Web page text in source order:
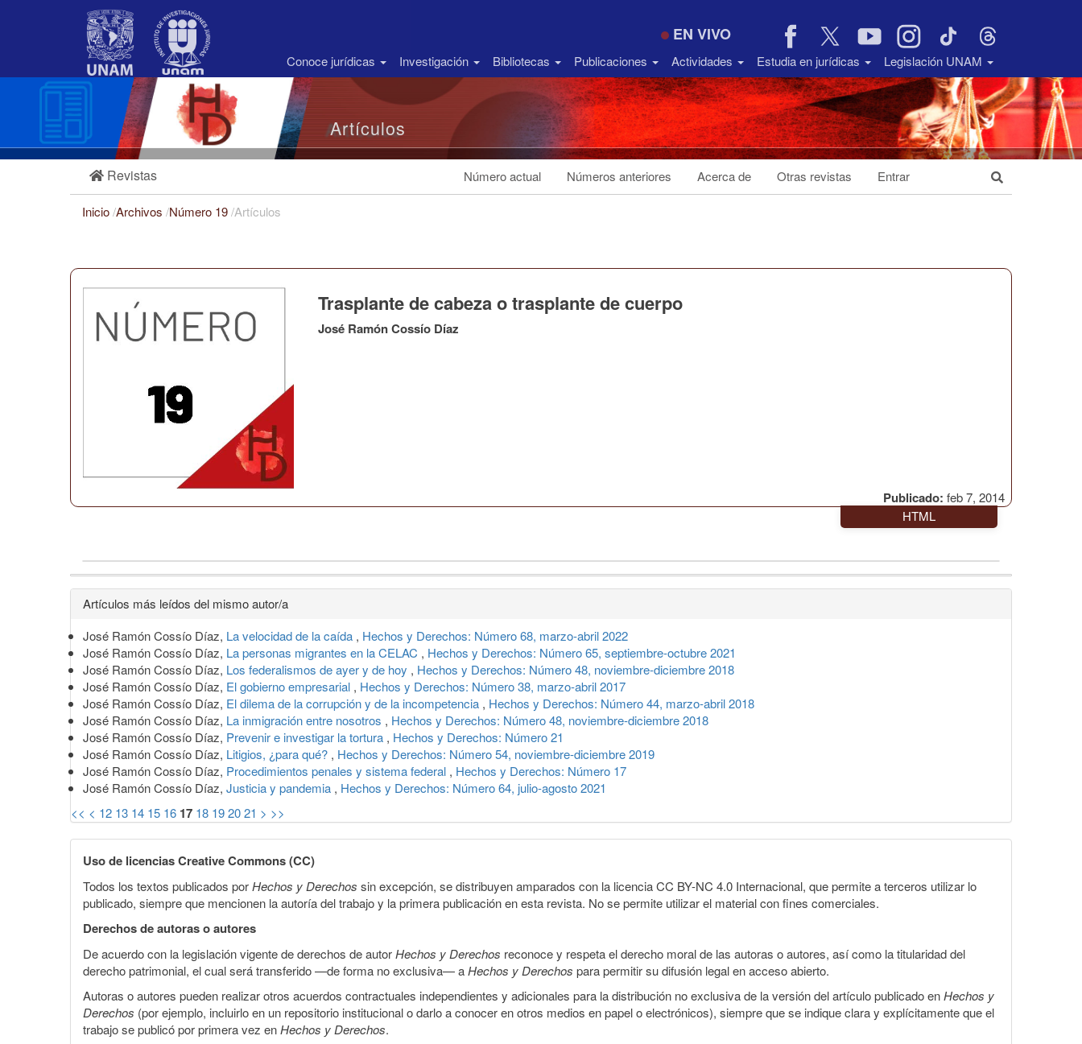
Barra
EN VIVO
Conoce jurídicas Investigación Bibliotecas Publicaciones Actividades Estudia en jurídicas Legislación UNAM
Artículos
Revistas Número actual Números anteriores Acerca de Otras revistas Entrar
Inicio/Archivos /Número 19/Artículos
Publicado: feb 7, 2014
Trasplante de cabeza o trasplante de cuerpo
José Ramón Cossío Díaz
HTML
Detalles
del
artículo
Artículos más leídos del mismo autor/a
José Ramón Cossío Díaz, La velocidad de la caída , Hechos y Derechos: Número 68, marzo-abril 2022
José Ramón Cossío Díaz, La personas migrantes en la CELAC , Hechos y Derechos: Número 65, septiembre-octubre 2021
José Ramón Cossío Díaz, Los federalismos de ayer y de hoy , Hechos y Derechos: Número 48, noviembre-diciembre 2018
José Ramón Cossío Díaz, El gobierno empresarial , Hechos y Derechos: Número 38, marzo-abril 2017
José Ramón Cossío Díaz, El dilema de la corrupción y de la incompetencia , Hechos y Derechos: Número 44, marzo-abril 2018
José Ramón Cossío Díaz, La inmigración entre nosotros , Hechos y Derechos: Número 48, noviembre-diciembre 2018
José Ramón Cossío Díaz, Prevenir e investigar la tortura , Hechos y Derechos: Número 21
José Ramón Cossío Díaz, Litigios, ¿para qué? , Hechos y Derechos: Número 54, noviembre-diciembre 2019
José Ramón Cossío Díaz, Procedimientos penales y sistema federal , Hechos y Derechos: Número 17
José Ramón Cossío Díaz, Justicia y pandemia , Hechos y Derechos: Número 64, julio-agosto 2021
<< < 12 13 14 15 16 17 18 192021 > >>
Uso de licencias Creative Commons (CC)
Todos los textos publicados porHechos y Derechos sin excepción, se distribuyen amparados con la licencia CC BY-NC 4.0 Internacional, que permite a terceros utilizar lo
publicado, siempre que mencionen la autoría del trabajo y la primera publicación en esta revista. No se permite utilizar el material con fines comerciales.
Derechos de autoras o autores
De acuerdo con la legislación vigente de derechos de autorHechos y Derechos reconoce y respeta el derecho moral de las autoras o autores, así como la titularidad del
derecho patrimonial, el cual será transferido —de forma no exclusiva— aHechos y Derechos para permitir su difusión legal en acceso abierto.
Autoras o autores pueden realizar otros acuerdos contractuales independientes y adicionales para la distribución no exclusiva de la versión del artículo publicado enHechos y
Derechos (por ejemplo, incluirlo en un repositorio institucional o darlo a conocer en otros medios en papel o electrónicos), siempre que se indique clara y explícitamente que el
trabajo se publicó por primera vez enHechos y Derechos.